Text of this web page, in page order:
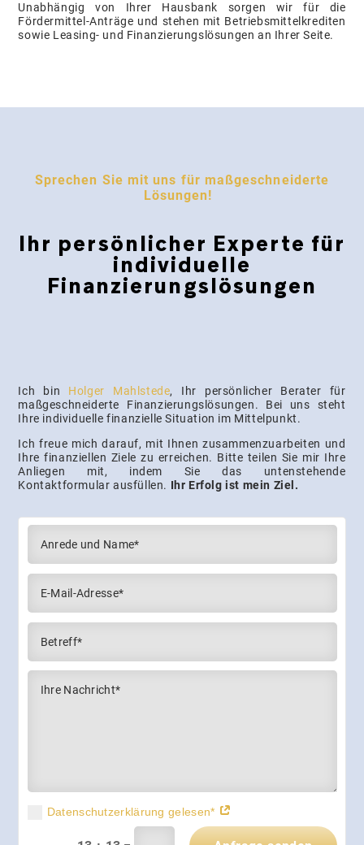
Unabhängig von Ihrer Hausbank sorgen wir für die
Fördermittel-Anträge und stehen mit Betriebsmittelkrediten
sowie Leasing- und Finanzierungslösungen an Ihrer Seite.
Sprechen Sie mit uns für maßgeschneiderte
Lösungen!
Ihr persönlicher Experte für
individuelle
Finanzierungslösungen
Ich bin Holger Mahlstede, Ihr persönlicher Berater für
maßgeschneiderte Finanzierungslösungen. Bei uns steht
Ihre individuelle finanzielle Situation im Mittelpunkt.
Ich freue mich darauf, mit Ihnen zusammenzuarbeiten und
Ihre finanziellen Ziele zu erreichen. Bitte teilen Sie mir Ihre
Anliegen mit, indem Sie das untenstehende
Kontaktformular ausfüllen. Ihr Erfolg ist mein Ziel.
Datenschutzerklärung gelesen*